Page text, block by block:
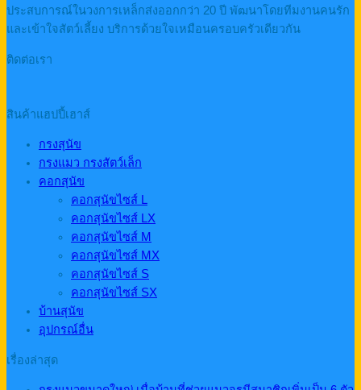
ประสบการณ์ในวงการเหล็กส่งออกกว่า 20 ปี พัฒนาโดยทีมงานคนรัก
และเข้าใจสัตว์เลี้ยง บริการด้วยใจเหมือนครอบครัวเดียวกัน
ติดต่อเรา
สินค้าแฮปปี้เฮาส์
กรงสุนัข
กรงแมว กรงสัตว์เล็ก
คอกสุนัข
คอกสุนัขไซส์ L
คอกสุนัขไซส์ LX
คอกสุนัขไซส์ M
คอกสุนัขไซส์ MX
คอกสุนัขไซส์ S
คอกสุนัขไซส์ SX
บ้านสุนัข
อุปกรณ์อื่น
เรื่องล่าสุด